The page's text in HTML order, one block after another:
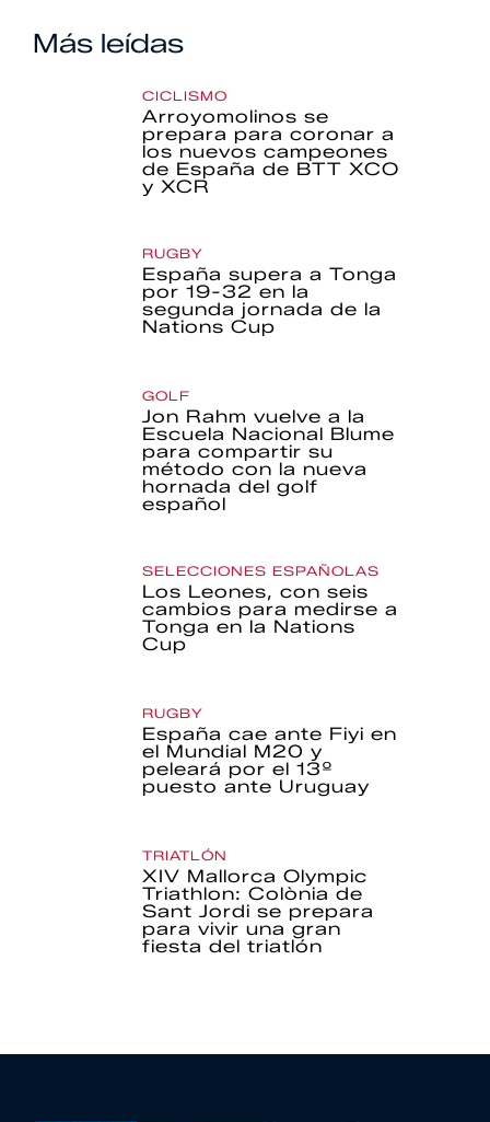
Más leídas
CICLISMO
Arroyomolinos se
prepara para coronar a
los nuevos campeones
de España de BTT XCO
y XCR
RUGBY
España supera a Tonga
por 19-32 en la
segunda jornada de la
Nations Cup
GOLF
Jon Rahm vuelve a la
Escuela Nacional Blume
para compartir su
método con la nueva
hornada del golf
español
SELECCIONES ESPAÑOLAS
Los Leones, con seis
cambios para medirse a
Tonga en la Nations
Cup
RUGBY
España cae ante Fiyi en
el Mundial M20 y
peleará por el 13º
puesto ante Uruguay
TRIATLÓN
XIV Mallorca Olympic
Triathlon: Colònia de
Sant Jordi se prepara
para vivir una gran
fiesta del triatlón